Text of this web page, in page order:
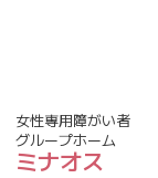
女性専用障がい者
グループホーム
ミナオス